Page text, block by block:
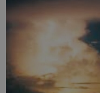
mimozemského původu? Dne 4. února roku
vydává